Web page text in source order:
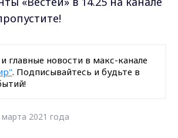
главные новости в макс-канале
. Подписывайтесь и будьте в
2021 года